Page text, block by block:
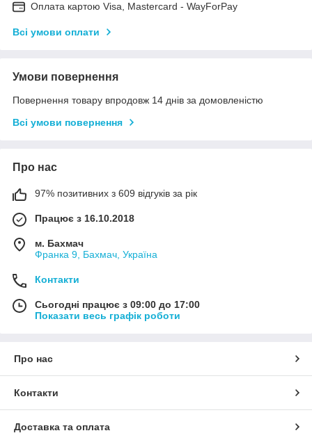
Оплата картою Visa, Mastercard - WayForPay
Всі умови оплати
Умови повернення
Повернення товару впродовж 14 днів за домовленістю
Всі умови повернення
Про нас
97% позитивних з 609 відгуків за рік
Працює з 16.10.2018
м. Бахмач
Франка 9, Бахмач, Україна
Контакти
Сьогодні працює з 09:00 до 17:00
Показати весь графік роботи
Про нас
Контакти
Доставка та оплата